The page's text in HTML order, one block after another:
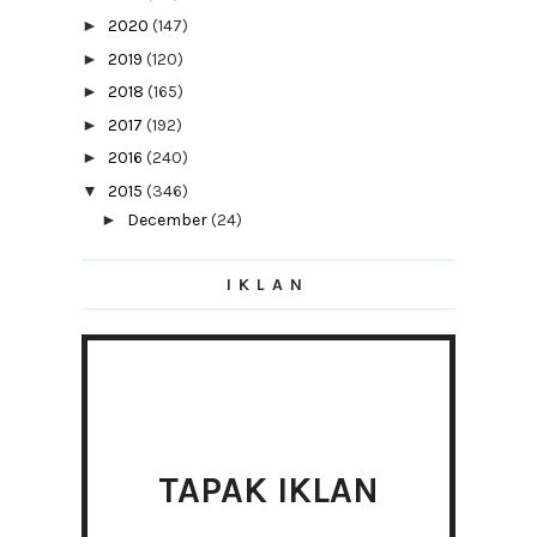
► 2020 (147)
► 2019 (120)
► 2018 (165)
► 2017 (192)
► 2016 (240)
▼ 2015 (346)
► December(24)
(39)
Untung Ke Join Membership Banyak-
Banyak?
IKLAN
TAPAK IKLAN